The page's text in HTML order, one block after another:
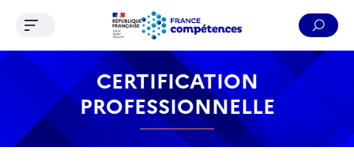
Contenu Recherche Menu Pied de page
Ouvrir le menu de navigation
CERTIFICATION
PROFESSIONNELLE